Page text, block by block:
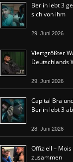
Berlin lebt 3
sich von ihm
29. Juni 2026
Viertgrößter
Deutschlands
29. Juni 2026
Capital Bra
Berlin lebt 3 ab
28. Juni 2026
Offiziell –
zusammen